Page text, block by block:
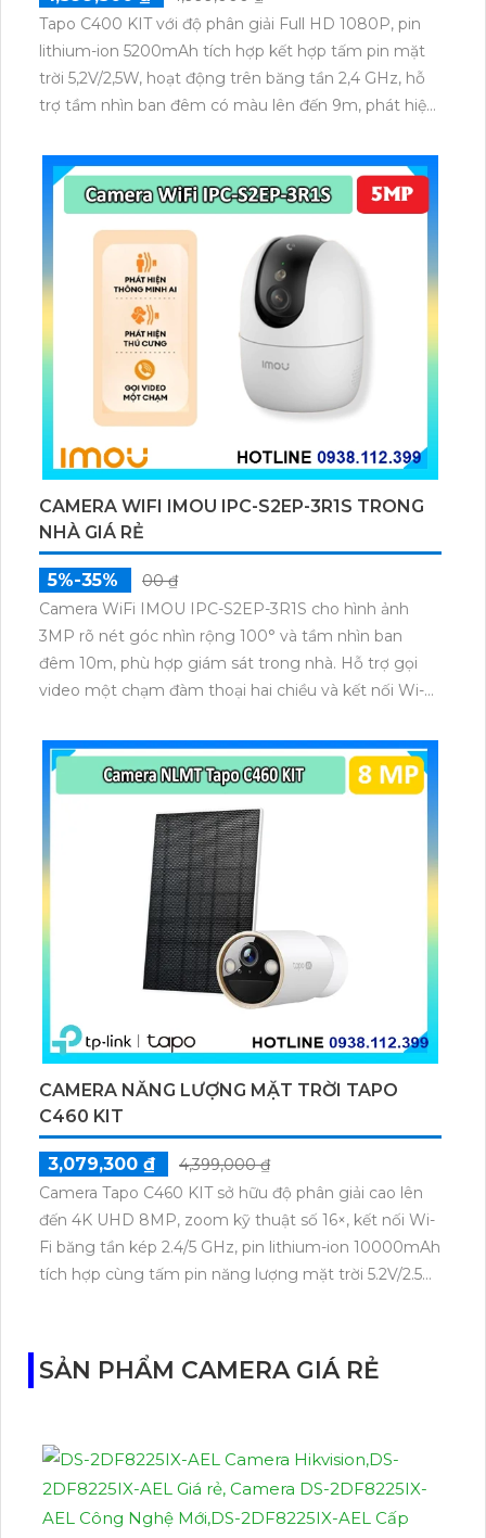
Tapo C400 KIT với độ phân giải Full HD 1080P, pin
lithium-ion 5200mAh tích hợp kết hợp tấm pin mặt
trời 5,2V/2,5W, hoạt động trên băng tần 2,4 GHz, hỗ
trợ tầm nhìn ban đêm có màu lên đến 9m, phát hiện
dữ liệu qua thẻ microSD lên đến 512GB.
CAMERA WIFI IMOU IPC-S2EP-3R1S TRONG
NHÀ GIÁ RẺ
5%-35%
00 ₫
Camera WiFi IMOU IPC-S2EP-3R1S cho hình ảnh
3MP rõ nét góc nhìn rộng 100° và tầm nhìn ban
đêm 10m, phù hợp giám sát trong nhà. Hỗ trợ gọi
video một chạm đàm thoại hai chiều và kết nối Wi-Fi
microSD tối đa 256GB hoặc lưu đám mây dễ lắp đặt
cho gia đình và văn phòng nhỏ.
CAMERA NĂNG LƯỢNG MẶT TRỜI TAPO
C460 KIT
3,079,300 ₫
4,399,000 ₫
Camera Tapo C460 KIT sở hữu độ phân giải cao lên
đến 4K UHD 8MP, zoom kỹ thuật số 16×, kết nối Wi-
Fi băng tần kép 2.4/5 GHz, pin lithium-ion 10000mAh
tích hợp cùng tấm pin năng lượng mặt trời 5.2V/2.5W.
SẢN PHẨM CAMERA GIÁ RẺ